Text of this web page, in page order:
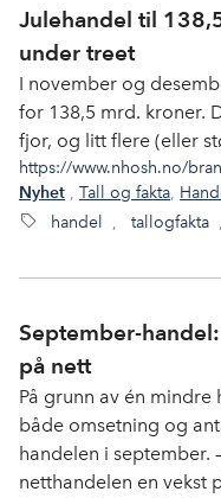
Julehandel til
under treet
I november og
for 138,5 mrd. kroner.
fjor, og litt flere (eller
https://www.nhosh.no/
Nyhet , Tall og fakta,
handel , tallogfakta ,
September-
på nett
På grunn av én
både omsetning og
handelen i september.
netthandelen en vekst